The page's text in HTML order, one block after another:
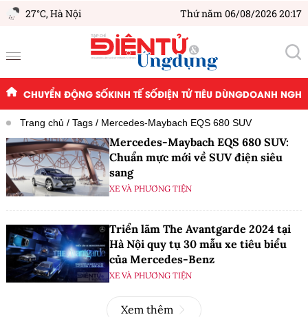
27°C,Hà Nội Thứ năm 06/08/2026 20:17
CHUYỂN ĐỘNG SỐKINH TẾ SỐĐIỆN TỬ TIÊU DÙNGDOANH
Trang chủ Tags Mercedes-Maybach EQS 680 SUV
Mercedes-Maybach EQS 680 SUV:
Chuẩn mực mới về SUV điện siêu
sang
XE VÀ PHƯƠNG TIỆN
Triển lãm The Avantgarde 2024 tại
Hà Nội quy tụ 30 mẫu xe tiêu biểu
của Mercedes-Benz
XE VÀ PHƯƠNG TIỆN
Xem thêm